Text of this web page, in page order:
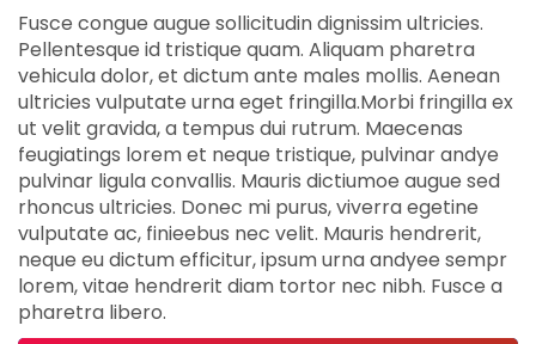
Fusce congue augue sollicitudin dignissim ultricies.
Pellentesque id tristique quam. Aliquam pharetra
vehicula dolor, et dictum ante males mollis. Aenean
ultricies vulputate urna eget fringilla.Morbi fringilla ex
ut velit gravida, a tempus dui rutrum. Maecenas
feugiatings lorem et neque tristique, pulvinar andye
pulvinar ligula convallis. Mauris dictiumoe augue sed
rhoncus ultricies. Donec mi purus, viverra egetine
vulputate ac, finieebus nec velit. Mauris hendrerit,
neque eu dictum efficitur, ipsum urna andyee sempr
lorem, vitae hendrerit diam tortor nec nibh. Fusce a
pharetra libero.